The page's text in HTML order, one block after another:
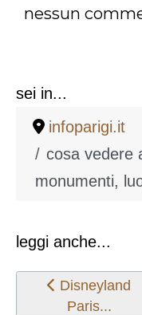
nessun
sei in...
infoparigi.it
cosa vedere
monumenti,
leggi anche...
Articolo
Disneyland
Paris...